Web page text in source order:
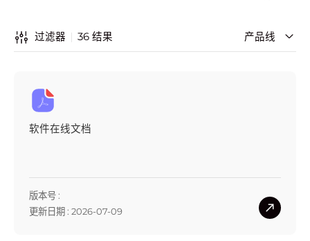
过滤器 36结果 产品线
软件在线文档
版本号 :
更新日期 : 2026-07-09